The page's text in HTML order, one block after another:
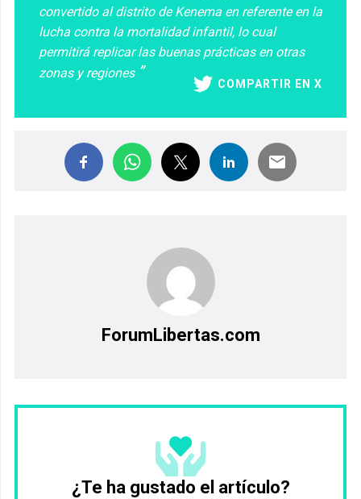
convertido al distrito de Kenema en referente en la
lucha contra la mortalidad infantil, lo cual
permitirá replicar las buenas prácticas en otras
zonas y regiones
COMPARTIR EN X
ForumLibertas.com
¿Te ha gustado el artículo?